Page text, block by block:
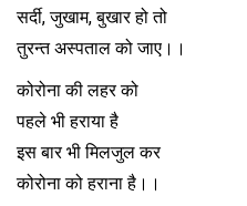
सर्दी, जुखाम, बुखार हो तो
तुरन्त अस्पताल को जाए।।
कोरोना की लहर को
पहले भी हराया है
इस बार भी मिलजुल कर
कोरोना को हराना है।।